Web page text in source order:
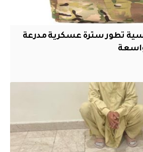
تطور سترة عسكرية مدرعة